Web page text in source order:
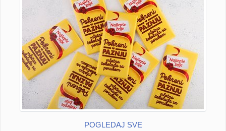
POGLEDAJ SVE